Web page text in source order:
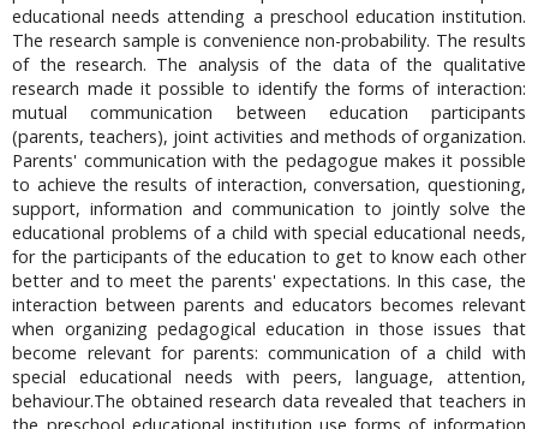
educational needs attending a preschool education institution.
The research sample is convenience non-probability. The results
of the research. The analysis of the data of the qualitative
research made it possible to identify the forms of interaction:
mutual communication between education participants
(parents, teachers), joint activities and methods of organization.
Parents' communication with the pedagogue makes it possible
to achieve the results of interaction, conversation, questioning,
support, information and communication to jointly solve the
educational problems of a child with special educational needs,
for the participants of the education to get to know each other
better and to meet the parents' expectations. In this case, the
interaction between parents and educators becomes relevant
when organizing pedagogical education in those issues that
become relevant for parents: communication of a child with
special educational needs with peers, language, attention,
behaviour.The obtained research data revealed that teachers in